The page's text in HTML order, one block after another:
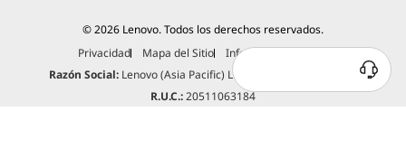
© 2026 Lenovo. Todos los derechos reservados.
Privacidad
Mapa del Sitio
Información Legal
Razón Social:Lenovo (Asia Pacific) Limited Sucursal del Perú.
R.U.C.:20511063184